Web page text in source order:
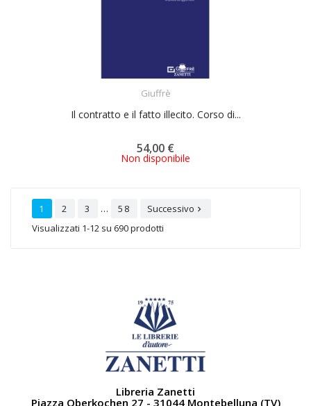
Giuffrè
Il contratto e il fatto illecito. Corso di...
54,00 €
Non disponibile
1 2 3 … 58 Successivo 
Visualizzati 1-12 su 690 prodotti
Libreria Zanetti
Piazza Oberkochen 27 - 31044 Montebelluna (TV)